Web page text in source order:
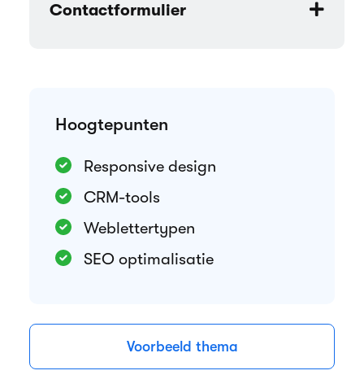
Contactformulier
Hoogtepunten
Responsive design
CRM-tools
Weblettertypen
SEO optimalisatie
Voorbeeld thema